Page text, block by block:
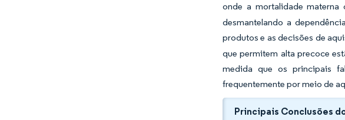
onde a mortalidade materna
desmantelando a
produtos e as decisões de
que permitem alta precoce
medida que os principais
frequentemente por meio de
Principais Conclusões